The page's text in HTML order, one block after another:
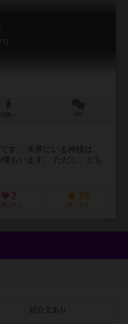
す。 天界にいる神様は、
もいます。 ただし、どち
2
気に入り
39
持ってる
紹介文あり